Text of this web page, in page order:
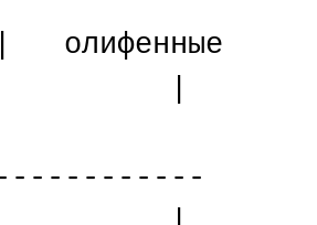
| олифенные
п|